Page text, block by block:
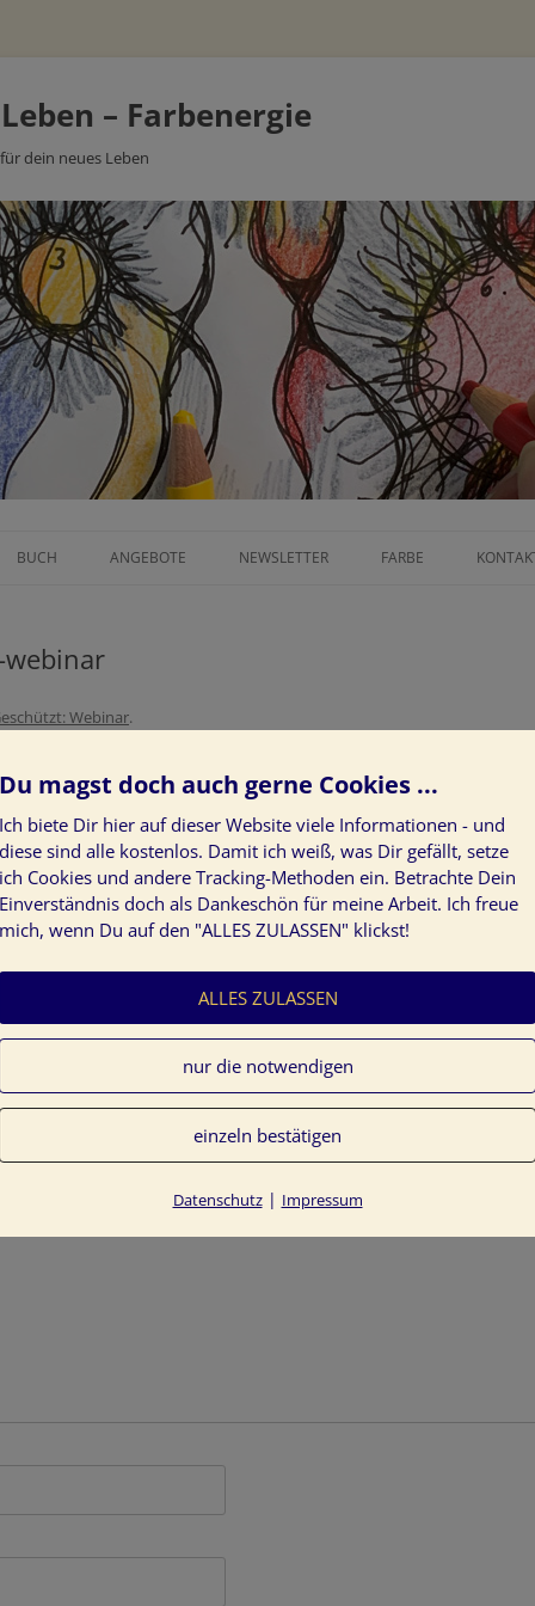
– Farbenergie
dein neues Leben
Inhalt
GRATIS
BUCH ANGEBOTE
LÖSE LIMITIERENDE
DEIN INDIVIDUELLER WEG ZUR
KLARHEIT IM LEBEN
ZEICHNE DEN WEG ZU DEINEN
HERZENWÜNSCHEN
WAS KOMMT 25
NEWSLETTER FARBE
Webinar.
*markiert
Du magst doch auch gerne Cookies ...
Ich biete Dir hier auf dieser Website viele Informationen - und
diese sind alle kostenlos. Damit ich weiß, was Dir gefällt, setze
ich Cookies und andere Tracking-Methoden ein. Betrachte Dein
Einverständnis doch als Dankeschön für meine Arbeit. Ich freue
mich, wenn Du auf den "ALLES ZULASSEN" klickst!
ALLES ZULASSEN
nur die notwendigen
einzeln bestätigen
Datenschutz| Impressum